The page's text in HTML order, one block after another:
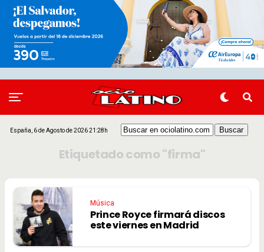
España, 6 de Agosto de 2026 21:28h
Etiquetado como "firma"
Música
Prince Royce firmará discos
este viernes en Madrid